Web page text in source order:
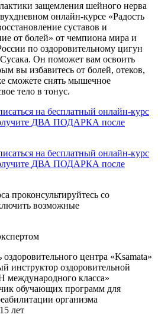
защемления шейного нерва
онлайн-курсе «Радость
суставов и
от болей» от чемпиона мира и
по оздоровительному цигун
Он поможет вам освоить
вы избавитесь от болей, отеков,
сможете снять мышечное
тело в тонус.
на бесплатный онлайн-курс
ДВА ПОДАРКА после
на бесплатный онлайн-курс
ДВА ПОДАРКА после
проконсультируйтесь со
возможные
центра «Ksamata»
инструктор оздоровительной
класса»
обучающих программ для
организма
лет